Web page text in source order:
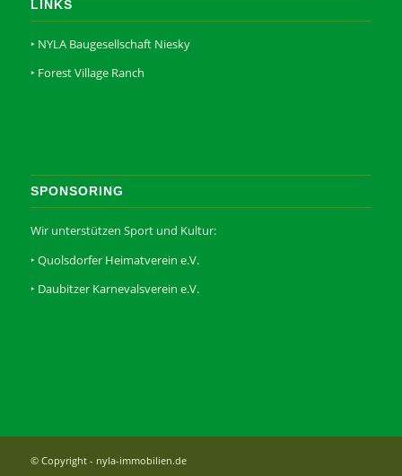
LINKS
‣ NYLA Baugesellschaft Niesky
‣ Forest Village Ranch
SPONSORING
Wir unterstützen Sport und Kultur:
‣ Quolsdorfer Heimatverein e.V.
‣ Daubitzer Karnevalsverein e.V.
© Copyright - nyla-immobilien.de